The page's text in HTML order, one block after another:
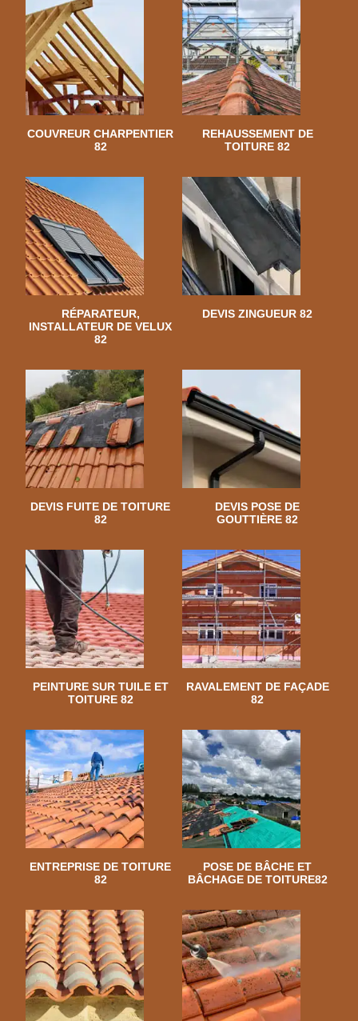
COUVREUR CHARPENTIER
82
REHAUSSEMENT DE
TOITURE 82
RÉPARATEUR,
INSTALLATEUR DE VELUX
82
DEVIS ZINGUEUR 82
DEVIS FUITE DE TOITURE
82
DEVIS POSE DE
GOUTTIÈRE 82
PEINTURE SUR TUILE ET
TOITURE 82
RAVALEMENT DE FAÇADE
82
ENTREPRISE DE TOITURE
82
POSE DE BÂCHE ET
BÂCHAGE DE TOITURE82